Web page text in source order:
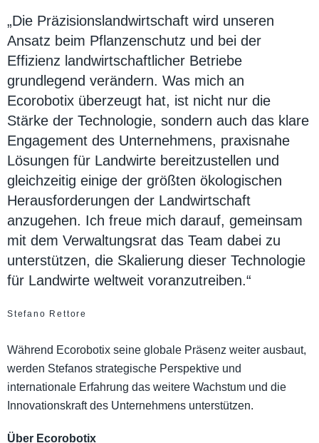
„Die Präzisionslandwirtschaft wird unseren
Ansatz beim Pflanzenschutz und bei der
Effizienz landwirtschaftlicher Betriebe
grundlegend verändern. Was mich an
Ecorobotix überzeugt hat, ist nicht nur die
Stärke der Technologie, sondern auch das klare
Engagement des Unternehmens, praxisnahe
Lösungen für Landwirte bereitzustellen und
gleichzeitig einige der größten ökologischen
Herausforderungen der Landwirtschaft
anzugehen. Ich freue mich darauf, gemeinsam
mit dem Verwaltungsrat das Team dabei zu
unterstützen, die Skalierung dieser Technologie
für Landwirte weltweit voranzutreiben.“
Stefano Rettore
Während Ecorobotix seine globale Präsenz weiter ausbaut,
werden Stefanos strategische Perspektive und
internationale Erfahrung das weitere Wachstum und die
Innovationskraft des Unternehmens unterstützen.
Über Ecorobotix